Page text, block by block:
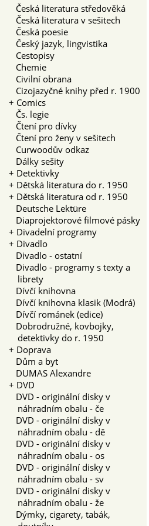
Česká literatura středověká
Česká literatura v sešitech
Česká poesie
Český jazyk, lingvistika
Cestopisy
Chemie
Civilní obrana
Cizojazyčné knihy před r. 1900
+ Comics
Čs. legie
Čtení pro dívky
Čtení pro ženy v sešitech
Curwoodův odkaz
Dálky sešity
+ Detektivky
+ Dětská literatura do r. 1950
+ Dětská literatura od r. 1950
Deutsche Lektüre
Diaprojektorové filmové pásky
+ Divadelní programy
+ Divadlo
Divadlo - ostatní
Divadlo - programy s texty a
librety
Dívčí knihovna
Dívčí knihovna klasik (Modrá)
Dívčí románek (edice)
Dobrodružné, kovbojky,
detektivky do r. 1950
+ Doprava
Dům a byt
DUMAS Alexandre
+ DVD
DVD - originální disky v
náhradním obalu - če
DVD - originální disky v
náhradním obalu - dě
DVD - originální disky v
náhradním obalu - os
DVD - originální disky v
náhradním obalu - sv
DVD - originální disky v
náhradním obalu - že
Dýmky, cigarety, tabák,